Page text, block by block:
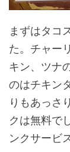
まずはタコ
た。チャー
キン、ツナ
のはチキン
りもあっさ
クは無料で
ンクサービ